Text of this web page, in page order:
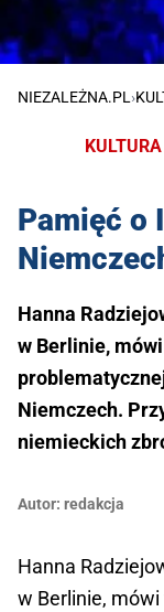
NIEZALEŻNA.PL ›
Pamięć o
Hanna
w Berlinie,
Niemczech.
niemieckich
Autor: redakcja
Hanna
w Berlinie,